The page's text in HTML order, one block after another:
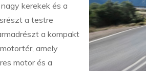
kerekek és a
a testre
a kompakt
amely
motor és a